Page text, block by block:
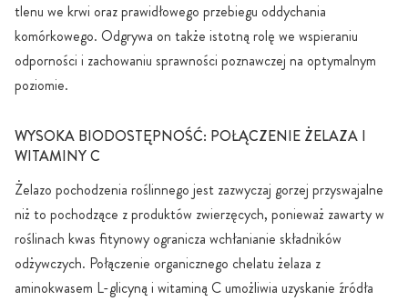
tlenu we krwi oraz prawidłowego przebiegu oddychania
komórkowego. Odgrywa on także istotną rolę we wspieraniu
odporności i zachowaniu sprawności poznawczej na optymalnym
poziomie.
WYSOKA BIODOSTĘPNOŚĆ: POŁĄCZENIE ŻELAZA I
WITAMINY C
Żelazo pochodzenia roślinnego jest zazwyczaj gorzej przyswajalne
niż to pochodzące z produktów zwierzęcych, ponieważ zawarty w
roślinach kwas fitynowy ogranicza wchłanianie składników
odżywczych. Połączenie organicznego chelatu żelaza z
aminokwasem L-glicyną i witaminą C umożliwia uzyskanie źródła